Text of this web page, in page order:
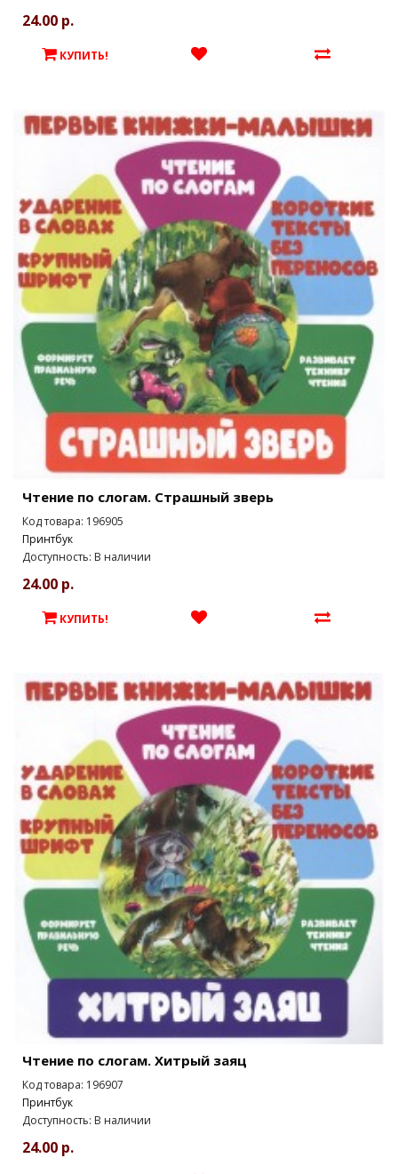
24.00 р.
КУПИТЬ!
Чтение по слогам. Страшный зверь
Код товара: 196905
Принтбук
Доступность: В наличии
24.00 р.
КУПИТЬ!
Чтение по слогам. Хитрый заяц
Код товара: 196907
Принтбук
Доступность: В наличии
24.00 р.